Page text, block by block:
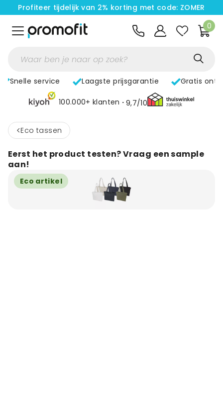
Profiteer tijdelijk van 2% korting met code: ZOMER
0
Snelle service Laagste prijsgarantie Gratis
100.000+ klanten 9,7/10
< Eco tassen
Eerst het product testen? Vraag een sample
aan!
Eco artikel